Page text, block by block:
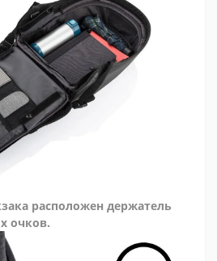
расположен держатель
очков.